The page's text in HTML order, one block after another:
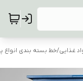
غذایی/خط بسته بندی انواع